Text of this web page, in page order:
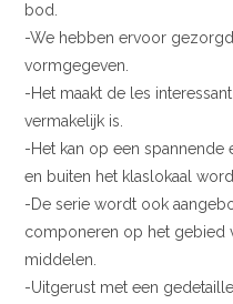
bod.
-We hebben ervoor
vormgegeven.
-Het maakt de les
vermakelijk is.
-Het kan op een spannende
en buiten het klaslokaal
-De serie wordt ook
componeren op het gebied
middelen.
-Uitgerust met een